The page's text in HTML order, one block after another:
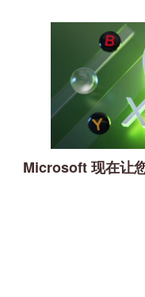
Microsoft 现在让